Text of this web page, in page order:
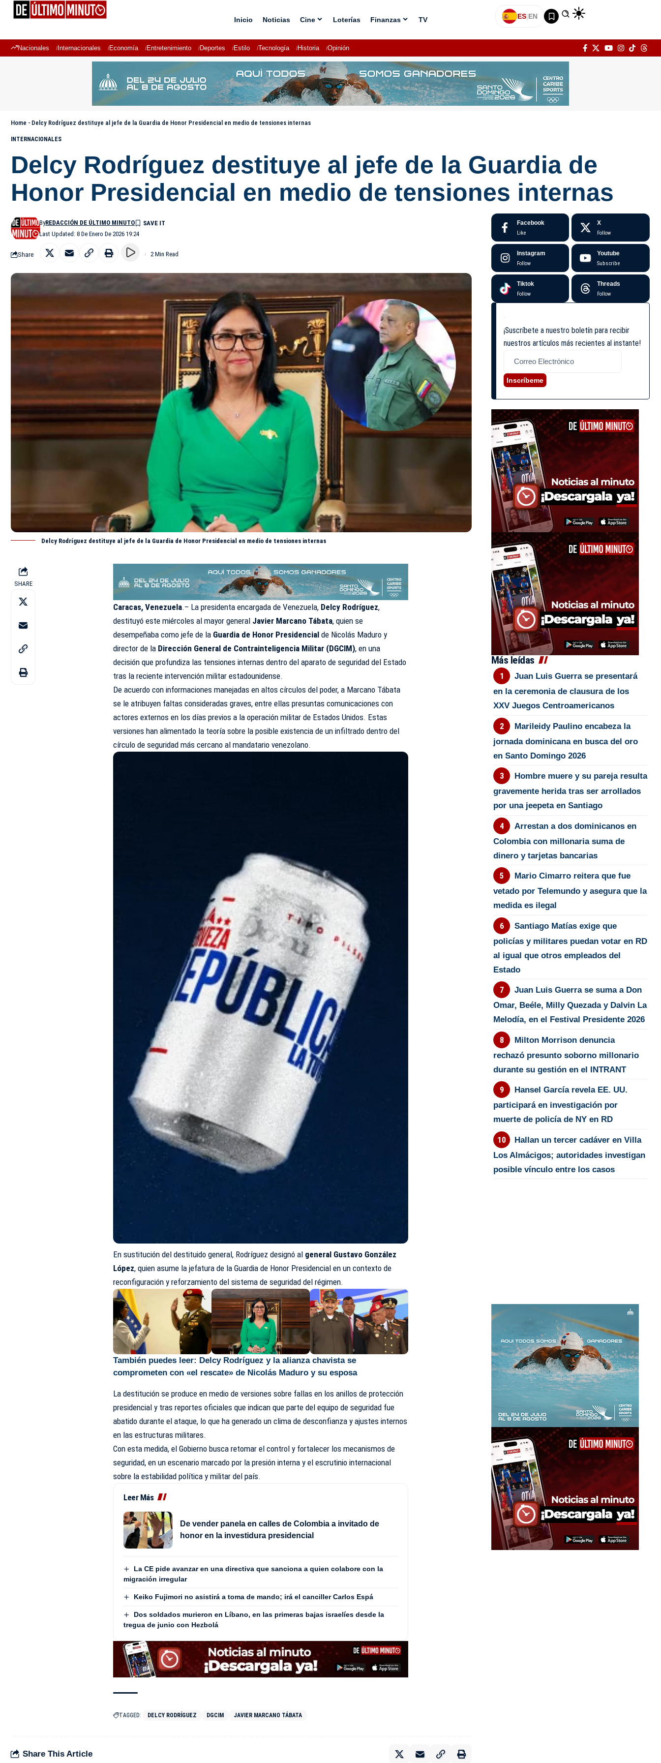
Inicio Noticias Cine Loterías Finanzas TV ES|EN
Nacionales Internacionales Economía Entretenimiento Deportes Estilo Tecnología Historia Opinión
Home - Delcy Rodríguez destituye al jefe de la Guardia de Honor Presidencial en medio de tensiones internas
INTERNACIONALES
Delcy Rodríguez destituye al jefe de la Guardia de
Honor Presidencial en medio de tensiones internas
Last Updated: 8 De Enero De 2026 19:24
ByREDACCIÓN DE ÚLTIMO MINUTO
Share 2 Min Read
Delcy Rodríguez destituye al jefe de la Guardia de Honor Presidencial en medio de tensiones internas
SHARE
Caracas, Venezuela.– La presidenta encargada de Venezuela, Delcy Rodríguez,
destituyó este miércoles al mayor general Javier Marcano Tábata, quien se
desempeñaba como jefe de la Guardia de Honor Presidencial de Nicolás Maduro y
director de la Dirección General de Contrainteligencia Militar (DGCIM), en una
decisión que profundiza las tensiones internas dentro del aparato de seguridad del Estado
tras la reciente intervención militar estadounidense.
De acuerdo con informaciones manejadas en altos círculos del poder, a Marcano Tábata
se le atribuyen faltas consideradas graves, entre ellas presuntas comunicaciones con
actores externos en los días previos a la operación militar de Estados Unidos. Estas
versiones han alimentado la teoría sobre la posible existencia de un infiltrado dentro del
círculo de seguridad más cercano al mandatario venezolano.
En sustitución del destituido general, Rodríguez designó al general Gustavo González
López, quien asume la jefatura de la Guardia de Honor Presidencial en un contexto de
reconfiguración y reforzamiento del sistema de seguridad del régimen.
También puedes leer: Delcy Rodríguez y la alianza chavista se
comprometen con «el rescate» de Nicolás Maduro y su esposa
La destitución se produce en medio de versiones sobre fallas en los anillos de protección
presidencial y tras reportes oficiales que indican que parte del equipo de seguridad fue
abatido durante el ataque, lo que ha generado un clima de desconfianza y ajustes internos
en lasestructuras militares.
Con esta medida, el Gobierno busca retomar el control y fortalecer los mecanismos de
seguridad, en un escenario marcado por la presión interna y el escrutinio internacional
sobre la estabilidad política y militar del país.
Leer Más
De vender panela en calles de Colombia a invitado de
honor en la investidura presidencial
La CE pide avanzar en una directiva que sanciona a quien colabore con la
migración irregular
Keiko Fujimori no asistirá a toma de mando; irá el canciller Carlos Espá
Dos soldados murieron en Líbano, en las primeras bajas israelíes desde la
tregua de junio con Hezbolá
TAGGED: DELCY RODRÍGUEZ DGCIM JAVIER MARCANO TÁBATA
Share This Article
Facebook
Like
X
Follow
Instagram
Follow
Youtube
Subscribe
Tiktok
Follow
Threads
Follow
¡Suscríbete a nuestro boletín para recibir
nuestros artículos más recientes al instante!
Inscríbeme
Más leídas
Juan Luis Guerra se presentará
en la ceremonia de clausura de los
XXV Juegos Centroamericanos
Marileidy Paulino encabeza la
jornada dominicana en busca del oro
en Santo Domingo 2026
Hombre muere y su pareja resulta
gravemente herida tras ser arrollados
por una jeepeta en Santiago
Arrestan a dos dominicanos en
Colombia con millonaria suma de
dinero y tarjetas bancarias
Mario Cimarro reitera que fue
vetado por Telemundo y asegura que la
medida es ilegal
Santiago Matías exige que
policías y militares puedan votar en RD
al igual que otros empleados del
Estado
Juan Luis Guerra se suma a Don
Omar, Beéle, Milly Quezada y Dalvin La
Melodía, en el Festival Presidente 2026
Milton Morrison denuncia
rechazó presunto soborno millonario
durante su gestión en el INTRANT
Hansel García revela EE. UU.
participará en investigación por
muerte de policía de NY en RD
Hallan un tercer cadáver en Villa
Los Almácigos; autoridades investigan
posible vínculo entre los casos